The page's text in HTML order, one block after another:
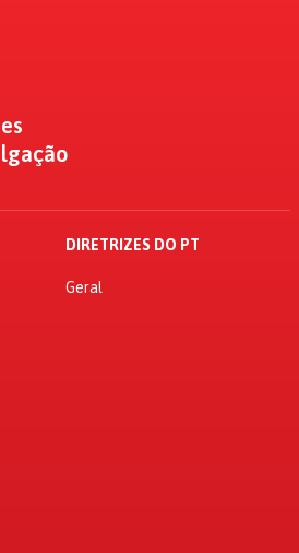
DIRETRIZES DO PT
Geral